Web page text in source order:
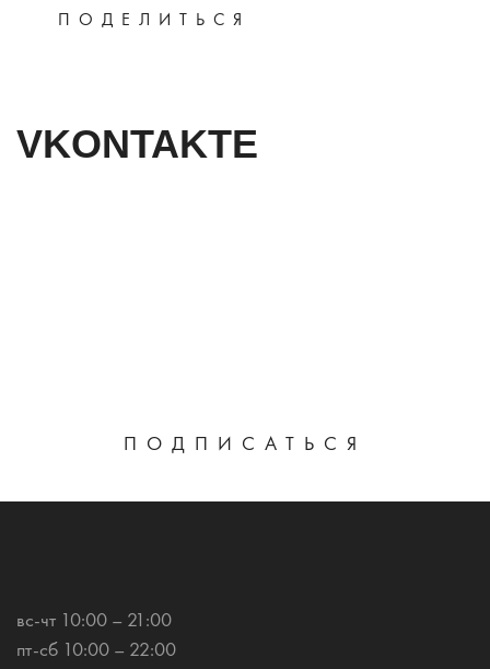
ПОДЕЛИТЬСЯ
VKONTAKTE
ПОДПИСАТЬСЯ
вс-чт 10:00 – 21:00
пт-сб 10:00 – 22:00